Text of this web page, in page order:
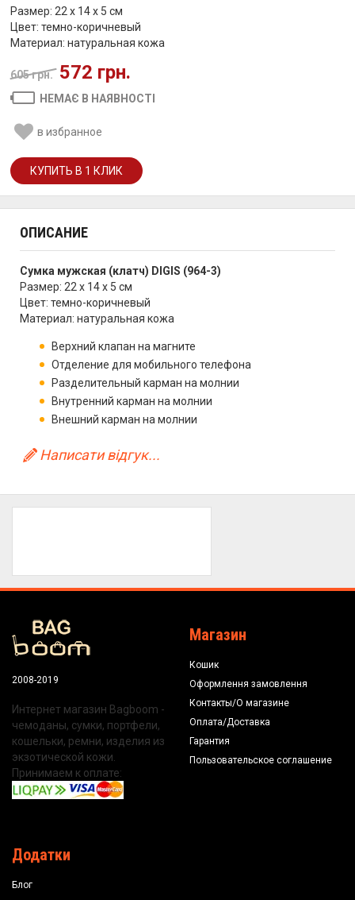
Размер: 22 х 14 х 5 см
Цвет: темно-коричневый
Материал: натуральная кожа
605 грн. 572 грн.
НЕМАЄ В НАЯВНОСТІ
в избранное
ОПИСАНИЕ
Сумка мужская (клатч) DIGIS (964-3)
Размер: 22 х 14 х 5 см
Цвет: темно-коричневый
Материал: натуральная кожа
Верхний клапан на магните
Отделение для мобильного телефона
Разделительный карман на молнии
Внутренний карман на молнии
Внешний карман на молнии
Написати відгук...
2008-2019
Интернет магазин Bagboom -
чемоданы, сумки, портфели,
кошельки, ремни, изделия из
экзотической кожи.
Принимаем к оплате:
Магазин
Кошик
Оформлення замовлення
Контакты/О магазине
Оплата/Доставка
Гарантия
Пользовательское соглашение
Додатки
Блог